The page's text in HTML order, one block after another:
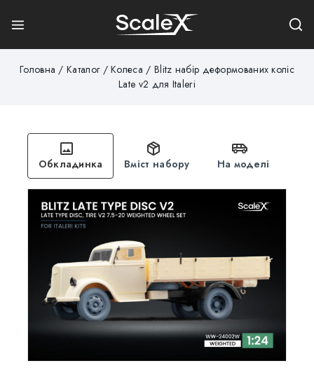
Головна / Каталог / Колеса / Blitz набір деформованих коліс
Late v2 для Italeri
Обкладинка Вміст набору На моделі